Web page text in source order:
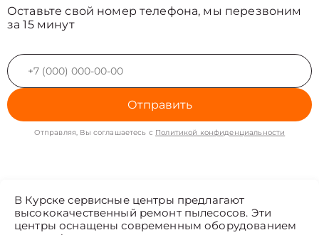
Оставьте свой номер телефона, мы перезвоним
за 15 минут
Отправить
Отправляя, Вы соглашаетесь с Политикой конфиденциальности
В Курске сервисные центры предлагают
высококачественный ремонт пылесосов. Эти
центры оснащены современным оборудованием